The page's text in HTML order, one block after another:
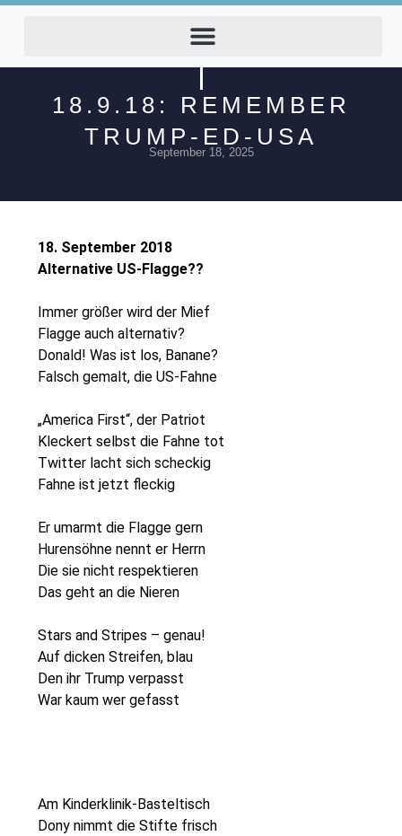
18.9.18: REMEMBER
TRUMP-ED-USA
September 18, 2025
18. September 2018
Alternative US-Flagge??
Immer größer wird der Mief
Flagge auch alternativ?
Donald! Was ist los, Banane?
Falsch gemalt, die US-Fahne
„America First“, der Patriot
Kleckert selbst die Fahne tot
Twitter lacht sich scheckig
Fahne ist jetzt fleckig
Er umarmt die Flagge gern
Hurensöhne nennt er Herrn
Die sie nicht respektieren
Das geht an die Nieren
Stars and Stripes – genau!
Auf dicken Streifen, blau
Den ihr Trump verpasst
War kaum wer gefasst
Am Kinderklinik-Basteltisch
Dony nimmt die Stifte frisch